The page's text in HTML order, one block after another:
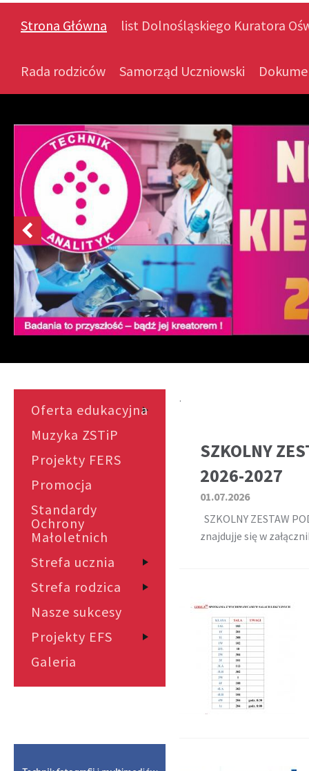
Strona Główna list Dolnośląskiego Kuratora
Rada rodziców Samorząd Uczniowski
Oferta edukacyjna
Muzyka ZSTiP
Projekty FERS
Promocja
Standardy
Ochrony
Małoletnich
Strefa ucznia
Strefa rodzica
Nasze sukcesy
Projekty EFS
Galeria
.
SZKOLNY
2026-2027
01.07.2026
SZKOLNY ZESTAW
znajdujje się w